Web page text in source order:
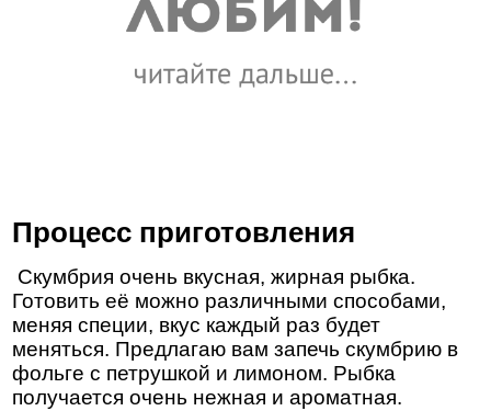
Процесс приготовления
Скумбрия очень вкусная, жирная рыбка.
Готовить её можно различными способами,
меняя специи, вкус каждый раз будет
меняться. Предлагаю вам запечь скумбрию в
фольге с петрушкой и лимоном. Рыбка
получается очень нежная и ароматная.